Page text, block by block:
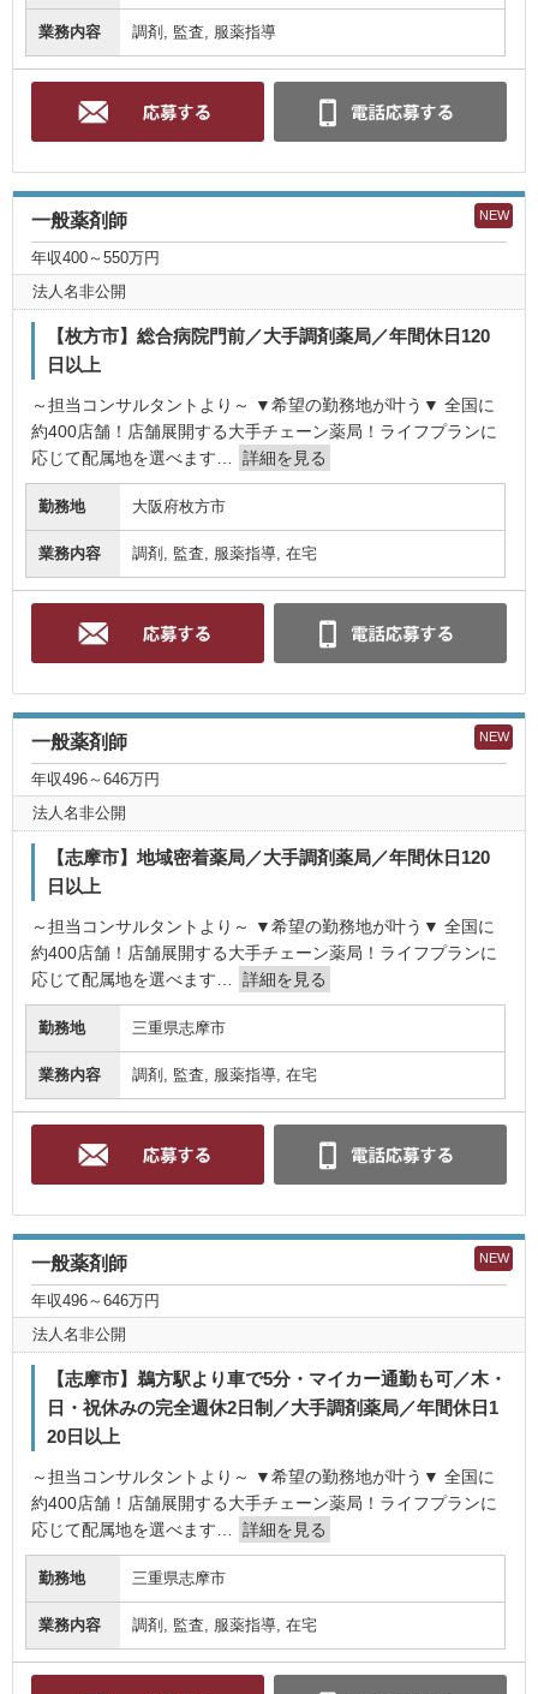
業務内容 調剤, 監査, 服薬指導
NEW
一般薬剤師
年収400～550万円
法人名非公開
【枚方市】総合病院門前／大手調剤薬局／年間休日120
日以上
～担当コンサルタントより～ ▼希望の勤務地が叶う▼ 全国に
約400店舗！店舗展開する大手チェーン薬局！ライフプランに
応じて配属地を選べます…
詳細を見る
勤務地 大阪府枚方市
業務内容 調剤, 監査, 服薬指導, 在宅
NEW
一般薬剤師
年収496～646万円
法人名非公開
【志摩市】地域密着薬局／大手調剤薬局／年間休日120
日以上
～担当コンサルタントより～ ▼希望の勤務地が叶う▼ 全国に
約400店舗！店舗展開する大手チェーン薬局！ライフプランに
応じて配属地を選べます…
詳細を見る
勤務地 三重県志摩市
業務内容 調剤, 監査, 服薬指導, 在宅
NEW
一般薬剤師
年収496～646万円
法人名非公開
【志摩市】鵜方駅より車で5分・マイカー通勤も可／木・
日・祝休みの完全週休2日制／大手調剤薬局／年間休日1
20日以上
～担当コンサルタントより～ ▼希望の勤務地が叶う▼ 全国に
約400店舗！店舗展開する大手チェーン薬局！ライフプランに
応じて配属地を選べます…
詳細を見る
勤務地 三重県志摩市
業務内容 調剤, 監査, 服薬指導, 在宅